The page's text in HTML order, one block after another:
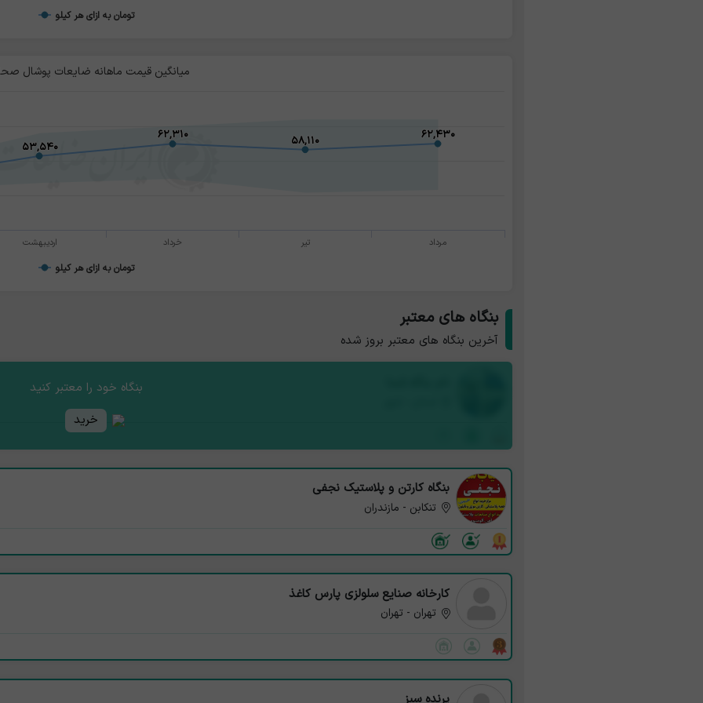
تومان به ازای هر کیلو
میانگین قیمت ماهانه ضایعات پوشال
۵۳,۵۴۰
۵۳,۵۴۰
۶۲,۳۱۰
۶۲,۳۱۰ ۵۸,۱۱۰
۵۸,۱۱۰ ۶۲,۴۳۰
۶۲,۴۳۰
تومان به ازای هر کیلو
اردیبهشت خرداد تیر مرداد
بنگاه های معتبر
آخرین بنگاه های معتبر بروز شده
بنگاه خود را معتبر کنید
خرید
بنگاه کارتن و پلاستیک نجفی
تنکابن - مازندران
کارخانه صنایع سلولزی پارس کاغذ
تهران - تهران